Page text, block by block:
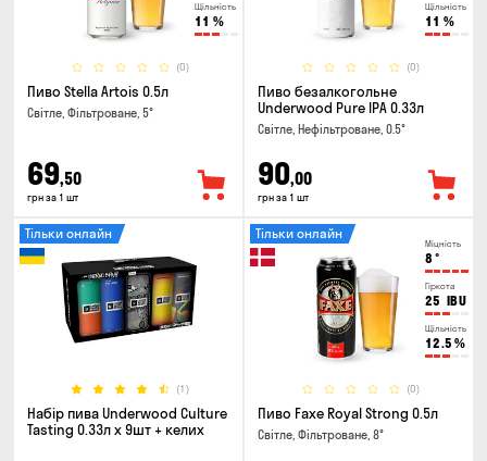
Щільність
11 %
(0)
Пиво Stella Artois 0.5л
Світле, Фільтроване, 5°
69,50
грн за 1 шт
Щільність
11 %
(0)
Пиво безалкогольне
Underwood Pure IPA 0.33л
Світле, Нефільтроване, 0.5°
90,00
грн за 1 шт
(1)
Тільки онлайн
Набір пива Underwood Culture
Tasting 0.33л x 9шт + келих
Міцність
8 °
Гіркота
25 IBU
Щільність
12.5 %
(0)
Тільки онлайн
Пиво Faxe Royal Strong 0.5л
Світле, Фільтроване, 8°